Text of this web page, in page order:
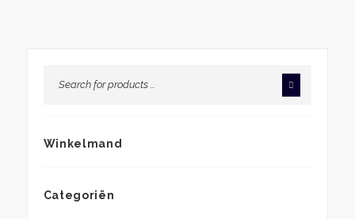
Winkelmand
Categoriën